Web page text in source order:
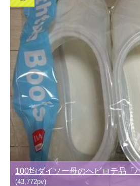
100均ダイソー母のヘビロテ品「
(43,772pv)